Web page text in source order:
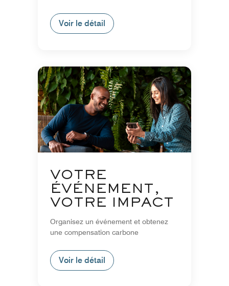
Voir le détail
VOTRE
ÉVÉNEMENT,
VOTRE IMPACT
Organisez un événement et obtenez
une compensation carbone
Voir le détail